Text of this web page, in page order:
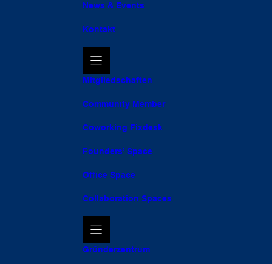
News & Events
Kontakt
Mitgliedschaften
Community Member
Coworking Fixdesk
Founders’ Space
Office Space
Collaboration Spaces
Gründerzentrum